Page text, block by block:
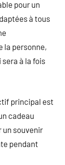
pour un
à tous
la personne,
à la fois
principal est
cadeau
un souvenir
pendant